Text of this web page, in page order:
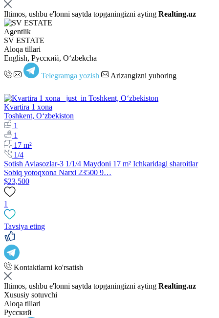
Iltimos, ushbu e'lonni saytda topganingizni ayting Realting.uz
Agentlik
SV ESTATE
Aloqa tillari
English, Русский, Oʻzbekcha
Telegramga yozish Arizangizni yuboring
Kvartira 1 xona
Toshkent, Oʻzbekiston
1
1
17 m²
1/4
Sotish Aviasozlar-3 1/1/4 Maydoni 17 m² Ichkaridagi sharoitlar
Sobiq yotoqxona Narxi 23500 9…
$23,500
1
Tavsiya eting
Kontaktlarni ko'rsatish
Iltimos, ushbu e'lonni saytda topganingizni ayting Realting.uz
Xususiy sotuvchi
Aloqa tillari
Русский